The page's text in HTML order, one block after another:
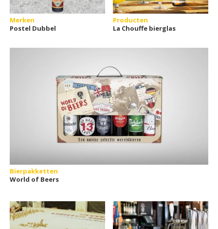
Merken
Postel Dubbel
Producten
La Chouffe bierglas
Bierpakketten
World of Beers